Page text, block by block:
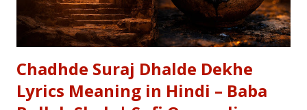
Chadhde Suraj Dhalde Dekhe
Lyrics Meaning in Hindi – Baba